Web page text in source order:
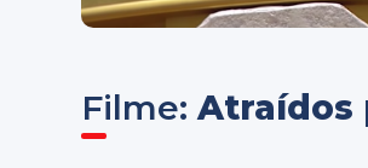
Filme:Atraídos